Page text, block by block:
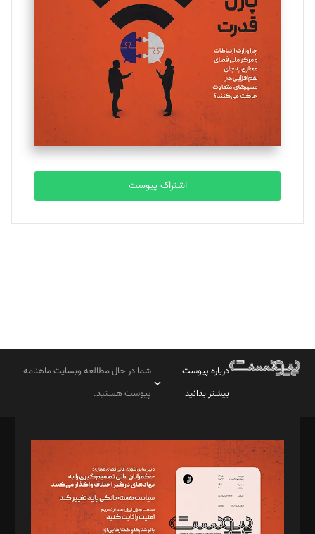
تحریریه
ملینا جعفری
تحریریه
مصطفی مسجدی آرانی
تحریریه
بابک نقاش
تحریریه
اشتراک پیوست
درباره پیوست
بیشتر بدانید
شما در حال مطالعه وبسایت ماهنامه
پیوست هستید.
مدیر مسئول: محمدباقر اثنی‌عشری
سردبیر: مهرک محمودی
دبیر تحریریه: میثم قاسمی
د‌بیر ناداستان: سمانه سمیع
د‌بیر خدمت و تجارت: ابوالفضل رجبی